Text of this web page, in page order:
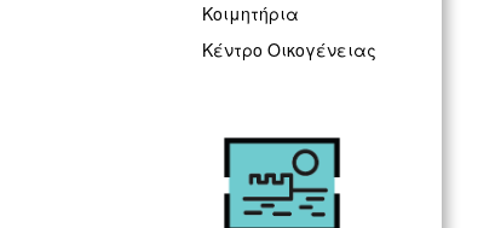
Κοιμητήρια
Κέντρο Οικογένειας